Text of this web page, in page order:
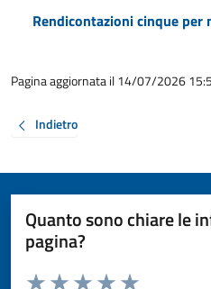
Rendicontazioni cinque per
Pagina aggiornata il 14/07/2026
Indietro
Quanto sono chiare le
pagina?
Valuta da 1 a 5 stelle la pagina